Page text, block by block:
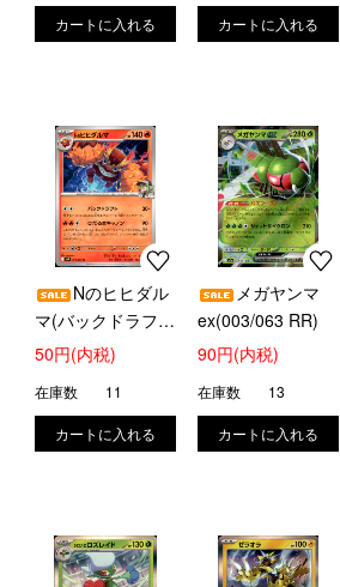
Nのヒヒダル
マ(バックドラフ
ト/ひだるまキャノ
50円(内税)
在庫数 11
メガヤンマ
ex(003/063 RR)
90円(内税)
在庫数 13